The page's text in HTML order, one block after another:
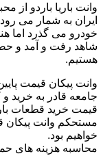
وانت باریا باردو از
ایران به شمار می
خودرو می گذرد اما
شاهد رفت و آمد و
هستیم.
وانت پیکان قیمت
جامعه قادر به خرید
قیمت خرید قطعات
مستحکم وانت پیکان
خواهیم بود.
محاسبه هزینه های